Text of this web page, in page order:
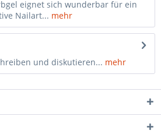
eignet sich wunderbar für ein
Nailart... mehr
und diskutieren... mehr